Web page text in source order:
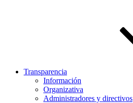
Transparencia
Información
Organizativa
Administradores y directivos